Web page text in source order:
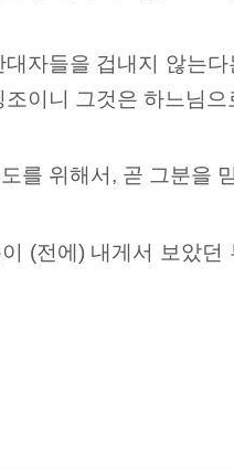
대자들을 겁내지 않는
이니 그것은 하느님
를 위해서, 곧 그분을
(전에) 내게서 보았